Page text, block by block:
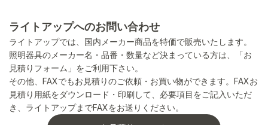
ライトアップへのお問い合わせ
ライトアップでは、国内メーカー商品を特価で販売いたします。
照明器具のメーカー名・品番・数量など決まっている方は、「お
見積りフォーム」をご利用下さい。
その他、FAXでもお見積りのご依頼・お買い物ができます。FAXお
見積り用紙をダウンロード・印刷して、必要項目をご記入いただ
き、ライトアップまでFAXをお送りください。